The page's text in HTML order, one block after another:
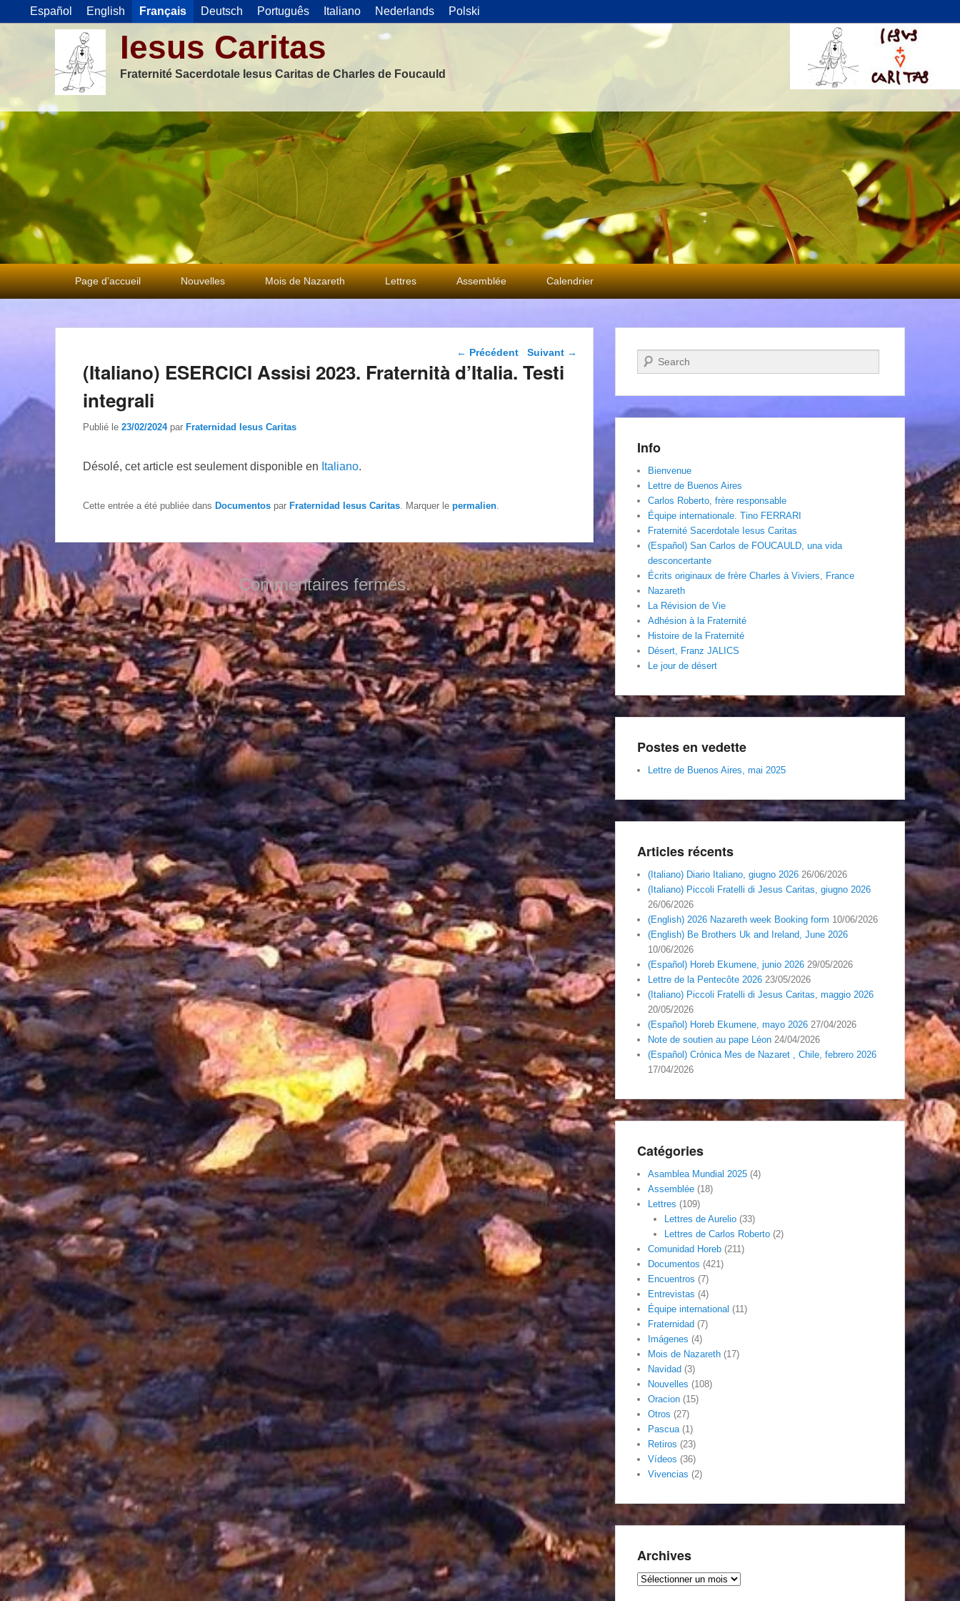
Español English Français Deutsch Português Italiano Nederlands Polski
Iesus Caritas
Fraternité Sacerdotale Iesus Caritas de Charles de Foucauld
Premier
menu
Page d’accueil Nouvelles Mois de Nazareth Lettres Assemblée Calendrier
Navigation dans les
articles
← Précédent Suivant →
(Italiano) ESERCICI Assisi 2023. Fraternità d’Italia. Testi
integrali
Publié le 23/02/2024 par Fraternidad Iesus Caritas
Désolé, cet article est seulement disponible en Italiano.
Cette entrée a été publiée dans Documentos par Fraternidad Iesus Caritas . Marquer le permalien
Commentaires fermés.
Recherche
Info
Bienvenue
Lettre de Buenos Aires
Carlos Roberto, frère responsable
Équipe internationale. Tino FERRARI
Fraternité Sacerdotale Iesus Caritas
(Español) San Carlos de FOUCAULD, una vida
desconcertante
Écrits originaux de frère Charles à Viviers, France
Nazareth
La Révision de Vie
Adhésion à la Fraternité
Histoire de la Fraternité
Désert, Franz JALICS
Le jour de désert
Postes en vedette
Lettre de Buenos Aires, mai 2025
Articles récents
(Italiano) Diario Italiano, giugno 2026 26/06/2026
(Italiano) Piccoli Fratelli di Jesus Caritas, giugno 2026
26/06/2026
(English) 2026 Nazareth week Booking form 10/06/2026
(English) Be Brothers Uk and Ireland, June 2026
10/06/2026
(Español) Horeb Ekumene, junio 2026 29/05/2026
Lettre de la Pentecôte 2026 23/05/2026
(Italiano) Piccoli Fratelli di Jesus Caritas, maggio 2026
20/05/2026
(Español) Horeb Ekumene, mayo 2026 27/04/2026
Note de soutien au pape Léon 24/04/2026
(Español) Crónica Mes de Nazaret , Chile, febrero 2026
17/04/2026
Catégories
Asamblea Mundial 2025 (4)
Assemblée (18)
Lettres (109)
Lettres de Aurelio(33)
Lettres de Carlos Roberto(2)
Comunidad Horeb (211)
Documentos (421)
Encuentros (7)
Entrevistas (4)
Équipe international (11)
Fraternidad (7)
Imágenes (4)
Mois de Nazareth (17)
Navidad (3)
Nouvelles (108)
Oracion (15)
Otros (27)
Pascua(1)
Retiros (23)
Vídeos (36)
Vivencias (2)
Archives
Archives